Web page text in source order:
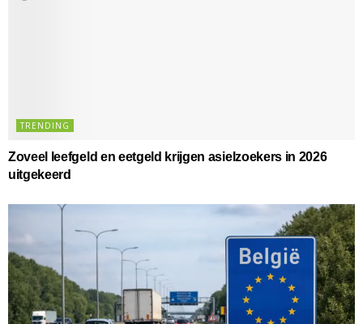
TRENDING
Zoveel leefgeld en eetgeld krijgen asielzoekers in 2026
uitgekeerd